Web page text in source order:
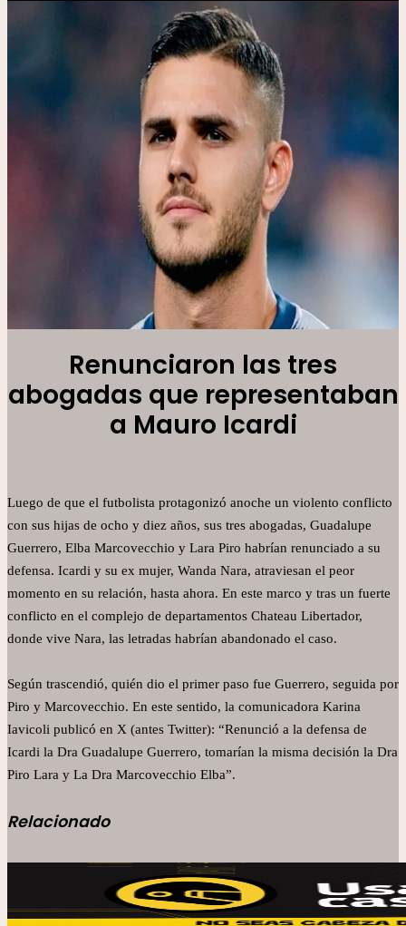
Renunciaron las tres
abogadas que representaban
a Mauro Icardi
Luego de que el futbolista protagonizó anoche un violento conflicto
con sus hijas de ocho y diez años, sus tres abogadas, Guadalupe
Guerrero, Elba Marcovecchio y Lara Piro habrían renunciado a su
defensa. Icardi y su ex mujer, Wanda Nara, atraviesan el peor
momento en su relación, hasta ahora. En este marco y tras un fuerte
conflicto en el complejo de departamentos Chateau Libertador,
donde vive Nara, las letradas habrían abandonado el caso.
Según trascendió, quién dio el primer paso fue Guerrero, seguida por
Piro y Marcovecchio. En este sentido, la comunicadora Karina
Iavicoli publicó en X (antes Twitter): “Renunció a la defensa de
Icardi la Dra Guadalupe Guerrero, tomarían la misma decisión la Dra
Piro Lara y La Dra Marcovecchio Elba”.
Relacionado